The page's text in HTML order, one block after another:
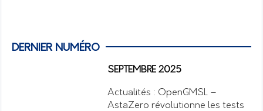
DERNIER NUMÉRO
SEPTEMBRE 2025
Actualités : OpenGMSL –
AstaZero révolutionne les tests